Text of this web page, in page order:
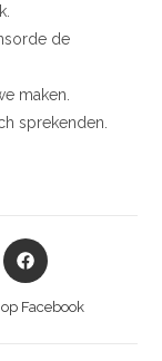
de
maken.
sprekenden.
Facebook